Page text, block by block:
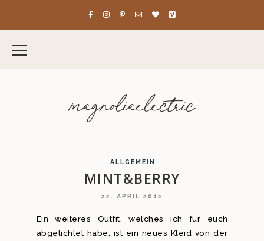
magnoliaelectric
ALLGEMEIN
MINT&BERRY
22. APRIL 2012
Ein weiteres Outfit, welches ich für euch
abgelichtet habe, ist ein neues Kleid von der